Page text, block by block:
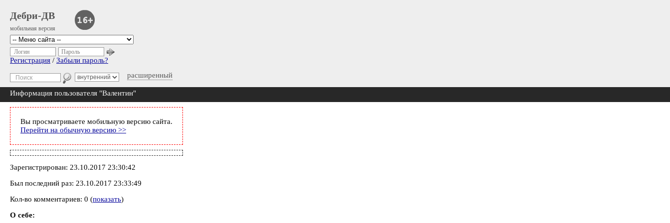
Дебри-ДВ
мобильная версия
расширенный
Логин Пароль
Регистрация / Забыли пароль?
Информация пользователя "Валентин"
Вы просматриваете мобильную версию сайта.
Перейти на обычную версию >>
Зарегистрирован: 23.10.2017 23:30:42
Был последний раз: 23.10.2017 23:33:49
Кол-во комментариев: 0 (показать)
О себе: